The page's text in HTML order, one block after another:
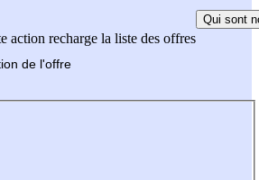
action recharge la liste des offres
Qui sont
de l'offre